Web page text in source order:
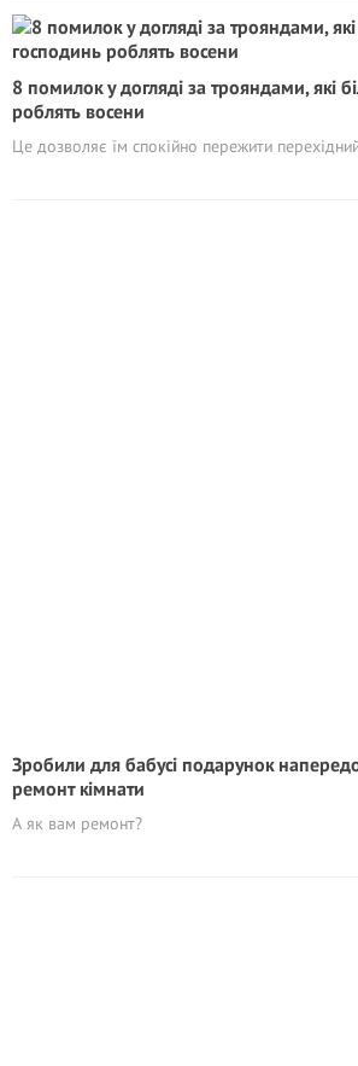
8 помилок у догляді за трояндами, які
роблять восени
Це дозволяє їм спокійно пережити
Зробили для бабусі подарунок
ремонт кімнати
А як вам ремонт?